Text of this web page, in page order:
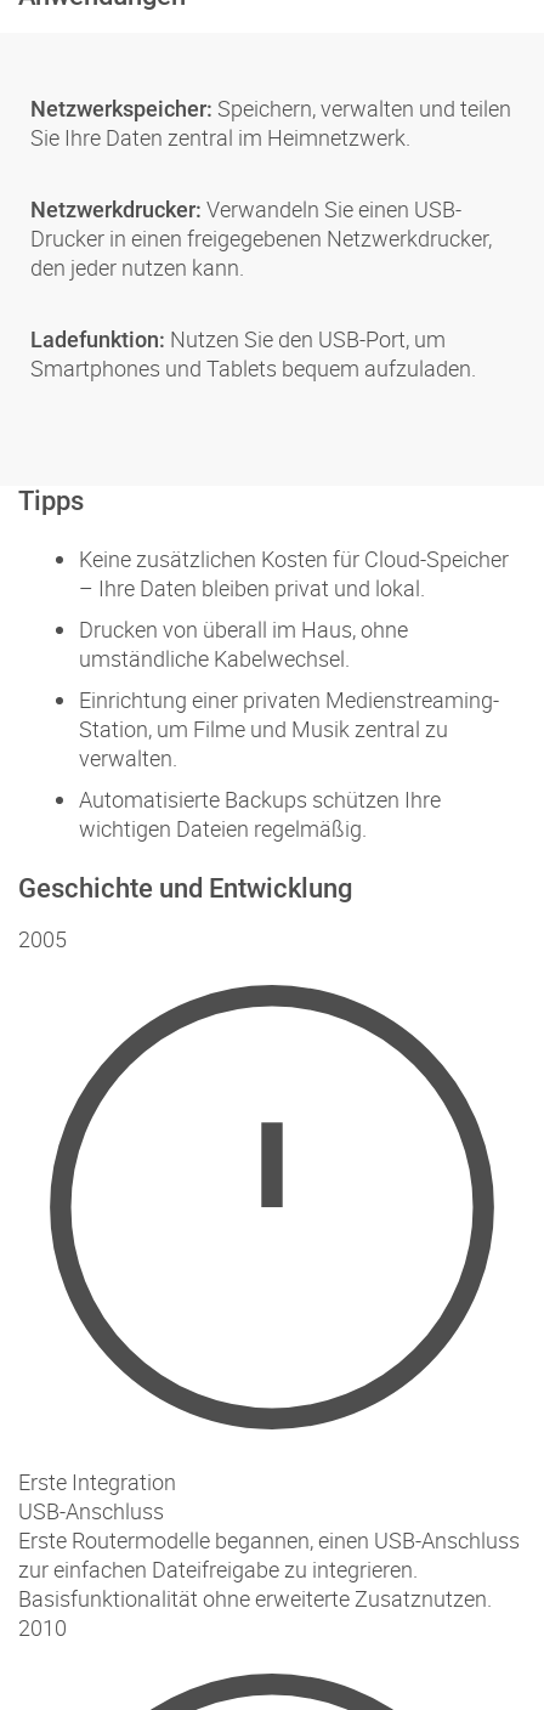
Netzwerkspeicher: Speichern, verwalten und teilen
Sie Ihre Daten zentral im Heimnetzwerk.
Netzwerkdrucker: Verwandeln Sie einen USB-
Drucker in einen freigegebenen Netzwerkdrucker,
den jeder nutzen kann.
Ladefunktion: Nutzen Sie den USB-Port, um
Smartphones und Tablets bequem aufzuladen.
Tipps
Keine zusätzlichen Kosten für Cloud-Speicher
– Ihre Daten bleiben privat und lokal.
Drucken von überall im Haus, ohne
umständliche Kabelwechsel.
Einrichtung einer privaten Medienstreaming-
Station, um Filme und Musik zentral zu
verwalten.
Automatisierte Backups schützen Ihre
wichtigen Dateien regelmäßig.
Geschichte und Entwicklung
2005
Erste Integration
USB-Anschluss
Erste Routermodelle begannen, einen USB-Anschluss
zur einfachen Dateifreigabe zu integrieren.
Basisfunktionalität ohne erweiterte Zusatznutzen.
2010